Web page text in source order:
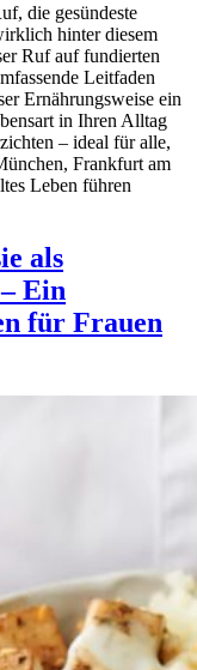
die gesündeste
hinter diesem
Ruf auf fundierten
Leitfaden
Ernährungsweise ein
in Ihren Alltag
– ideal für alle,
Frankfurt am
Leben führen
als
Ein
für Frauen